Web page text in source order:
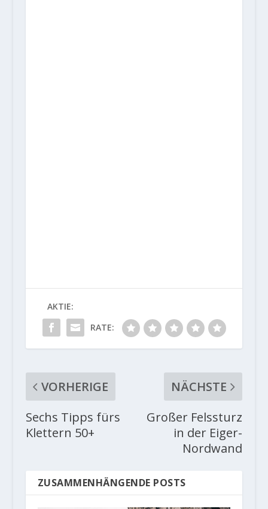
AKTIE:
RATE:
VORHERIGE
Sechs Tipps fürs
Klettern 50+
NÄCHSTE
Großer Felssturz
in der Eiger-
Nordwand
ZUSAMMENHÄNGENDE POSTS